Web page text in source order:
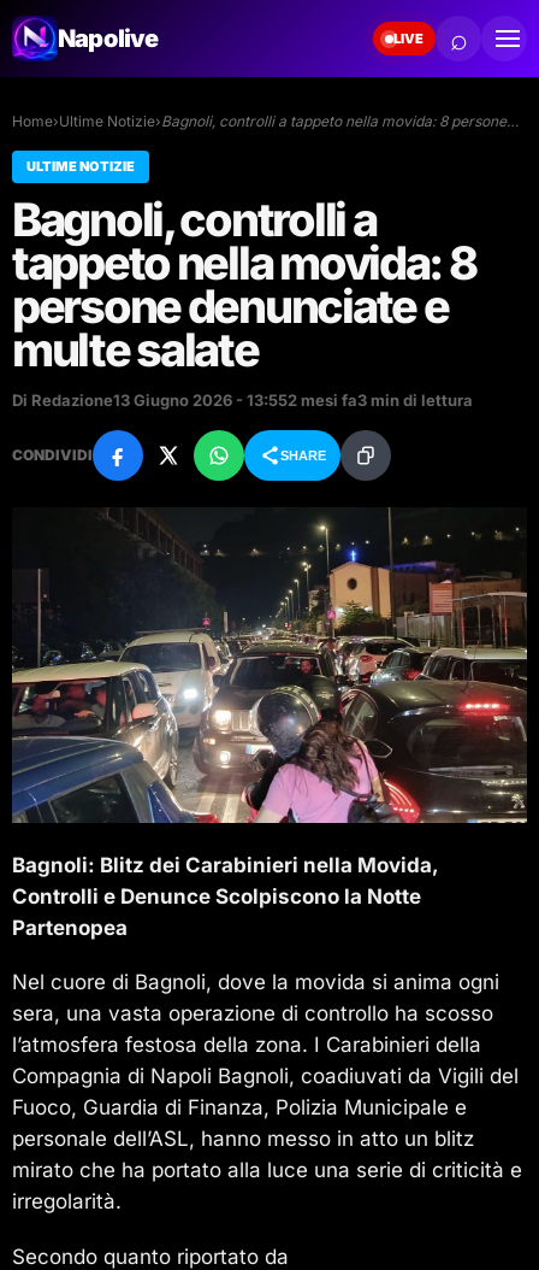
Napolive LIVE ⌕
Home›Ultime Notizie›Bagnoli, controlli a tappeto nella movida: 8 persone…
ULTIME NOTIZIE
Bagnoli, controlli a
tappeto nella movida: 8
persone denunciate e
multe salate
Di Redazione13 Giugno 2026 - 13:552 mesi fa3 min di lettura
CONDIVIDI SHARE
Bagnoli: Blitz dei Carabinieri nella Movida,
Controlli e Denunce Scolpiscono la Notte
Partenopea
Nel cuore di Bagnoli, dove la movida si anima ogni
sera, una vasta operazione di controllo ha scosso
l’atmosfera festosa della zona. I Carabinieri della
Compagnia di Napoli Bagnoli, coadiuvati da Vigili del
Fuoco, Guardia di Finanza, Polizia Municipale e
personale dell’ASL, hanno messo in atto un blitz
mirato che ha portato alla luce una serie di criticità e
irregolarità.
Secondo quanto riportato da